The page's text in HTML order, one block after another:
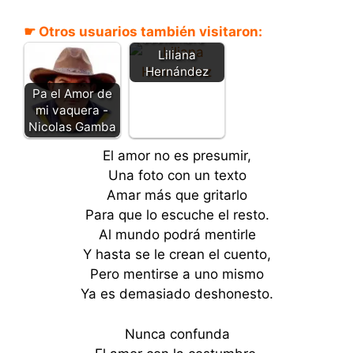
☛ Otros usuarios también visitaron:
Pa el Amor de
mi vaquera -
Nicolas Gamba
costumbre -
Liliana
Hernández
El amor no es presumir,
Una foto con un texto
Amar más que gritarlo
Para que lo escuche el resto.
Al mundo podrá mentirle
Y hasta se le crean el cuento,
Pero mentirse a uno mismo
Ya es demasiado deshonesto.
Nunca confunda